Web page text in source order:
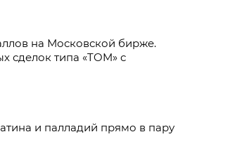
на Московской бирже.
типа «TOM» с
и палладий прямо в пару